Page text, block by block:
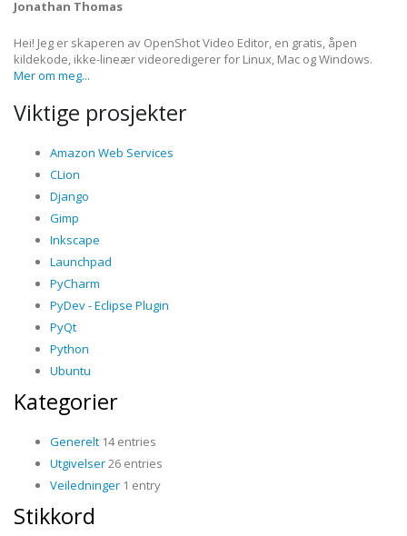
Jonathan Thomas
Hei! Jeg er skaperen av OpenShot Video Editor, en gratis, åpen
kildekode, ikke-lineær videoredigerer for Linux, Mac og Windows.
Mer om meg...
Viktige prosjekter
Amazon Web Services
CLion
Django
Gimp
Inkscape
Launchpad
PyCharm
PyDev - Eclipse Plugin
PyQt
Python
Ubuntu
Kategorier
Generelt 14 entries
Utgivelser26 entries
Veiledninger 1 entry
Stikkord